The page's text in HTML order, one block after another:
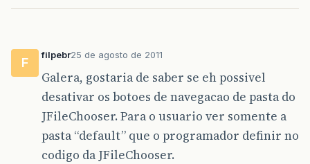
F
filpebr25 de agosto de 2011
Galera, gostaria de saber se eh possivel
desativar os botoes de navegacao de pasta do
JFileChooser. Para o usuario ver somente a
pasta “default” que o programador definir no
codigo da JFileChooser.